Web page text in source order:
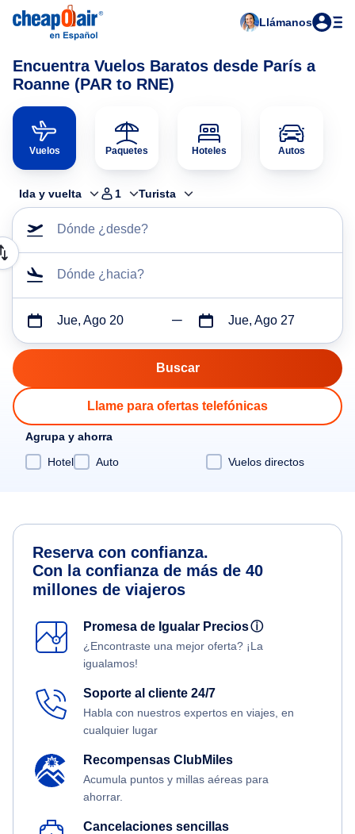
Llámanos
Encuentra Vuelos Baratos desde París a
Roanne (PAR to RNE)
Vuelos Paquetes Hoteles Autos
Ida y vuelta 1 Turista
Dónde ¿desde?
Dónde ¿hacia?
Jue, Ago 20 Jue, Ago 27
Llame para ofertas telefónicas
Agrupa y ahorra
Hotel
Auto Vuelos directos
Reserva con confianza.
Con la confianza de más de 40
millones de viajeros
Promesa de Igualar Preciosⓘ
¿Encontraste una mejor oferta? ¡La
igualamos!
Soporte al cliente 24/7
Habla con nuestros expertos en viajes, en
cualquier lugar
Recompensas ClubMiles
Acumula puntos y millas aéreas para
ahorrar.
Cancelaciones sencillas